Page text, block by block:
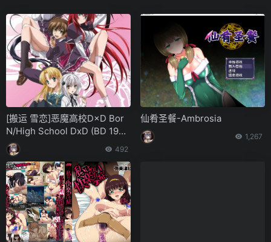
[搬运 雪恋]恶魔高校D×D Bor
N/High School DxD (BD 1920
×1080 HEVC-YUV420P10 FL
AC)
492
仙肴圣餐-Ambrosia
1,267